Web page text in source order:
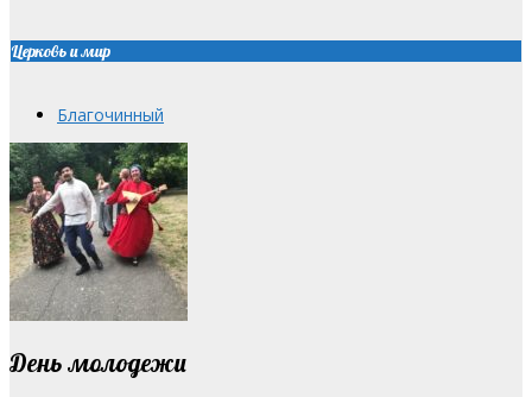
Церковь и мир
Благочинный
День молодежи